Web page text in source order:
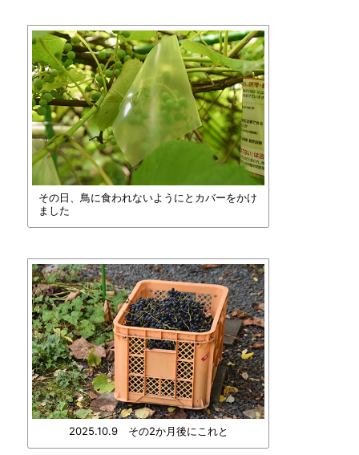
その日、鳥に食われないようにとカバーをかけ
ました
2025.10.9 その2か月後にこれと